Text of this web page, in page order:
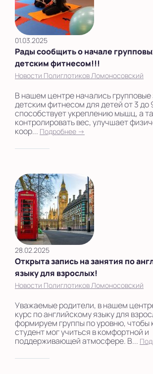
01.03.2025
Рады сообщить о начале
детским фитнесом!!!
Новости Полиглотиков Ломоносовский
В нашем центре начались групповые
детским фитнесом для детей от 3 до
способствует укреплению мышц, а
контролировать вес, улучшает
коор... Подробнее →
28.02.2025
Открыта запись на занятия по
языку для взрослых!
Новости Полиглотиков Ломоносовский
Уважаемые родители, в нашем
курс по английскому языку для
формируем группы по уровню, чтобы
студент мог учиться в комфортной и
поддерживающей атмосфере. В...